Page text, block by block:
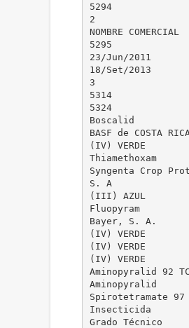
5294
2
NOMBRE COMERCIAL
5295
23/Jun/2011
18/Set/2013
3
5314
5324
Boscalid
BASF de COSTA
(IV) VERDE
Thiamethoxam
Syngenta Crop
S. A
(III) AZUL
Fluopyram
Bayer, S. A.
(IV) VERDE
(IV) VERDE
(IV) VERDE
Aminopyralid 92 TC
Aminopyralid
Spirotetramate 97
Insecticida
Grado Técnico